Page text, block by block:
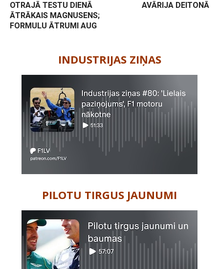
OTRAJĀ TESTU DIENĀ
ĀTRĀKAIS MAGNUSENS;
FORMULU ĀTRUMI AUG
AVĀRIJA DEITONĀ
INDUSTRIJAS ZIŅAS
PILOTU TIRGUS JAUNUMI